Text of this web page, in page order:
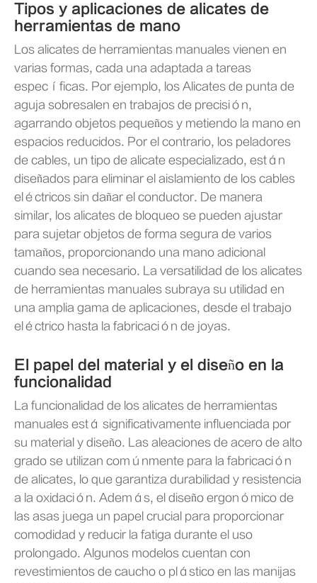
Tipos y aplicaciones de alicates de
herramientas de mano
Los alicates de herramientas manuales vienen en
varias formas, cada una adaptada a tareas
específicas. Por ejemplo, los Alicates de punta de
aguja sobresalen en trabajos de precisión,
agarrando objetos pequeños y metiendo la mano en
espacios reducidos. Por el contrario, los peladores
de cables, un tipo de alicate especializado, están
diseñados para eliminar el aislamiento de los cables
eléctricos sin dañar el conductor. De manera
similar, los alicates de bloqueo se pueden ajustar
para sujetar objetos de forma segura de varios
tamaños, proporcionando una mano adicional
cuando sea necesario. La versatilidad de los alicates
de herramientas manuales subraya su utilidad en
una amplia gama de aplicaciones, desde el trabajo
eléctrico hasta la fabricación de joyas.
El papel del material y el diseño en la
funcionalidad
La funcionalidad de los alicates de herramientas
manuales está significativamente influenciada por
su material y diseño. Las aleaciones de acero de alto
grado se utilizan comúnmente para la fabricación
de alicates, lo que garantiza durabilidad y resistencia
a la oxidación. Además, el diseño ergonómico de
las asas juega un papel crucial para proporcionar
comodidad y reducir la fatiga durante el uso
prolongado. Algunos modelos cuentan con
revestimientos de caucho o plástico en las manijas